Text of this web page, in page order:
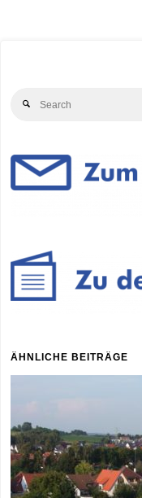
Search
ÄHNLICHE BEITRÄGE